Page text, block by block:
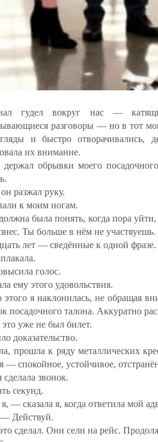
гудел вокруг нас —
разговоры — но в тот
и быстро
их внимание.
обрывки моего
разжал руку.
к моим ногам.
была понять, когда пора
Ты больше в нём не участвуешь.
лет — сведённые к одной фразе.
голос.
ему этого удовольствия.
этого я наклонилась, не обращая
посадочного талона. Аккуратно
это уже не был билет.
доказательство.
прошла к ряду металлических
— спокойное, устойчивое,
сделала звонок.
секунд.
— сказала я, когда ответила мой
Действуй.
сделал. Они сели на рейс.